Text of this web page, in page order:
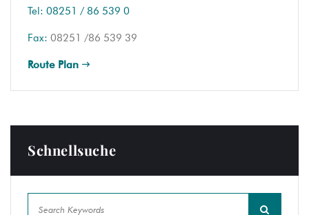
Tel: 08251 / 86 539 0
Fax: 08251 /86 539 39
Route Plan
Schnellsuche